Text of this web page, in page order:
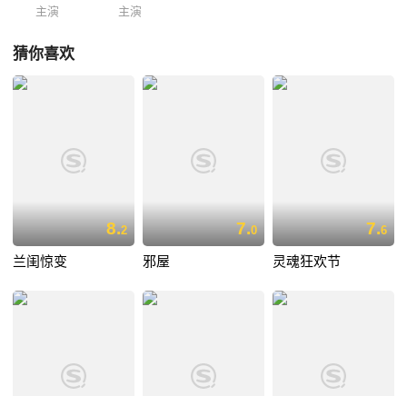
主演 主演
猜你喜欢
8.2
兰闺惊变
7.0
邪屋
7.6
灵魂狂欢节